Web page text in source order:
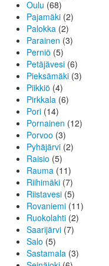
Oulu (68)
Pajamäki (2)
Palokka (2)
Parainen (3)
Perniö (5)
Petäjävesi (6)
Pieksämäki (3)
Piikkiö (4)
Pirkkala (6)
Pori (14)
Pornainen (12)
Porvoo (3)
Pyhäjärvi (2)
Raisio (5)
Rauma (11)
Riihimäki (7)
Riistavesi (5)
Rovaniemi (11)
Ruokolahti (2)
Saarijärvi (7)
Salo (5)
Sastamala (3)